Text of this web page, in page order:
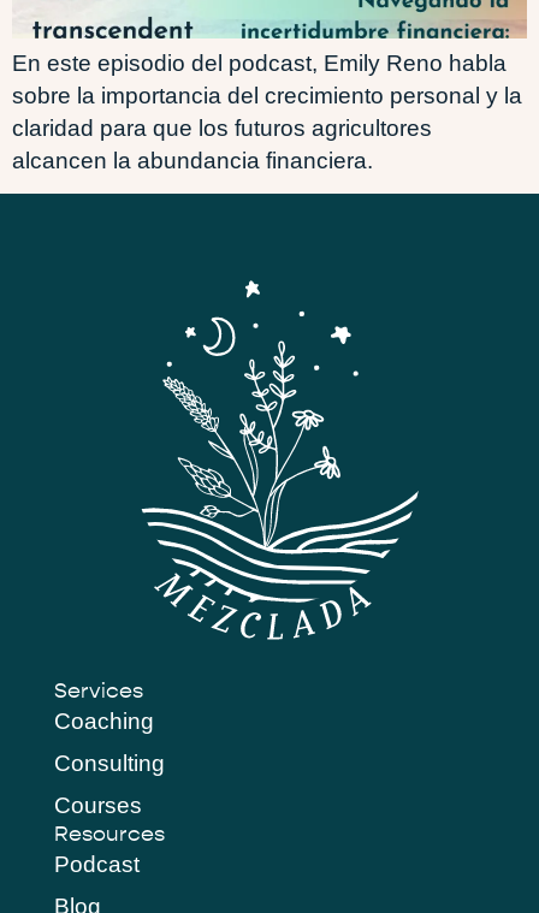
En este episodio del podcast, Emily Reno habla
sobre la importancia del crecimiento personal y la
claridad para que los futuros agricultores
alcancen la abundancia financiera.
Services
Coaching
Consulting
Courses
Resources
Podcast
Blog